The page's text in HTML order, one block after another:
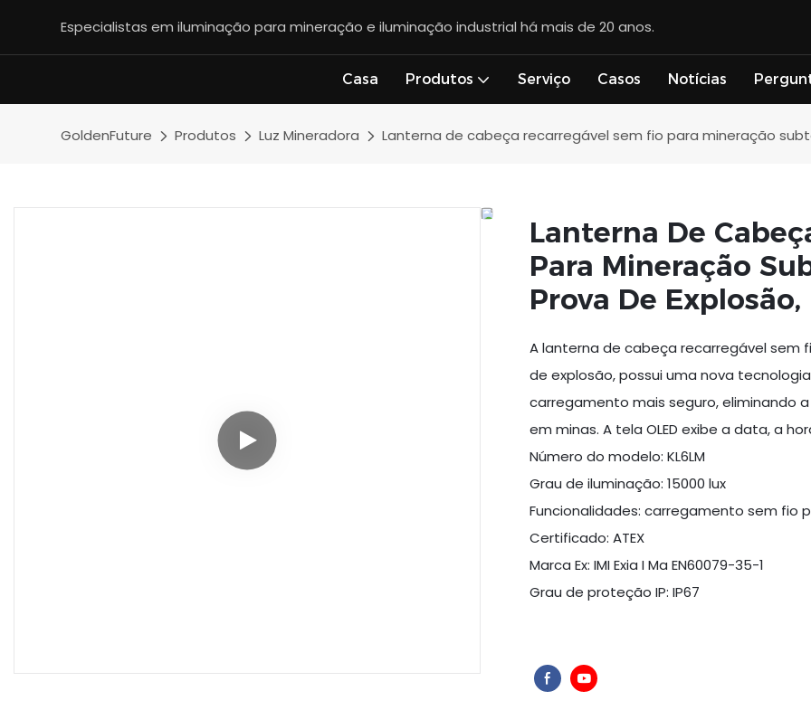
Especialistas em iluminação para mineração e iluminação industrial há mais de 20 anos.
Casa Produtos Serviço Casos Notícias
GoldenFuture Produtos Luz Mineradora Lanterna de cabeça recarregável sem fio para mineração
Lanterna De
Para Mineração
Prova De
A lanterna de cabeça recarregável sem
de explosão, possui uma nova
carregamento mais seguro, eliminando
em minas. A tela OLED exibe a data, a
Número do modelo: KL6LM
Grau de iluminação: 15000 lux
Funcionalidades: carregamento sem fio
Certificado: ATEX
Marca Ex: IMI Exia I Ma EN60079-35-1
Grau de proteção IP: IP67